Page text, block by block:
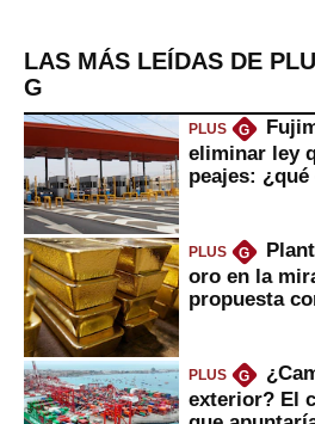
LAS MÁS LEÍDAS DE
G
PLUS G
eliminar ley
peajes:
PLUS G
oro en la
propuesta
PLUS G
exterior? El